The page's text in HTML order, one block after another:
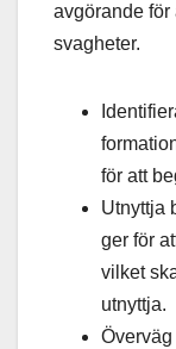
avgörande för
svagheter.
för att
Utnyttja
ger för
vilket
utnyttja.